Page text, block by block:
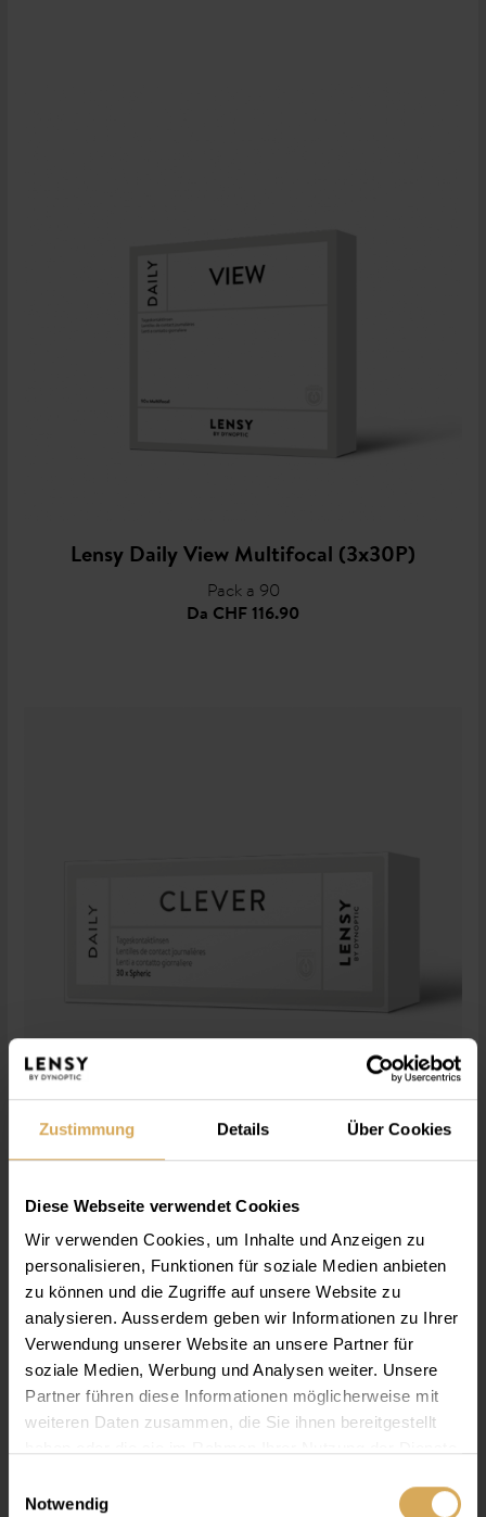
Zustimmung Details Über Cookies
Diese Webseite verwendet Cookies
Wir verwenden Cookies, um Inhalte und Anzeigen zu
personalisieren, Funktionen für soziale Medien anbieten
zu können und die Zugriffe auf unsere Website zu
analysieren. Ausserdem geben wir Informationen zu Ihrer
Verwendung unserer Website an unsere Partner für
soziale Medien, Werbung und Analysen weiter. Unsere
Partner führen diese Informationen möglicherweise mit
weiteren Daten zusammen, die Sie ihnen bereitgestellt
Notwendig
Lensy Daily View Multifocal (3x30P)
Pack a 90
Da CHF 116.90
Pack a 30
Da CHF 28.05